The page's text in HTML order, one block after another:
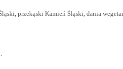
przekąski Kamień Śląski dania